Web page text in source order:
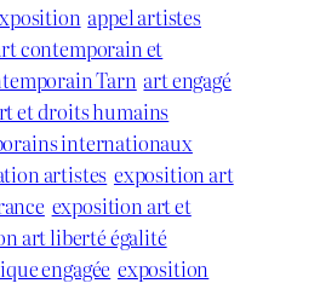
appel artistes
contemporain et
Tarn art engagé
et droits humains
internationaux
artistes exposition art
exposition art et
art liberté égalité
engagée exposition